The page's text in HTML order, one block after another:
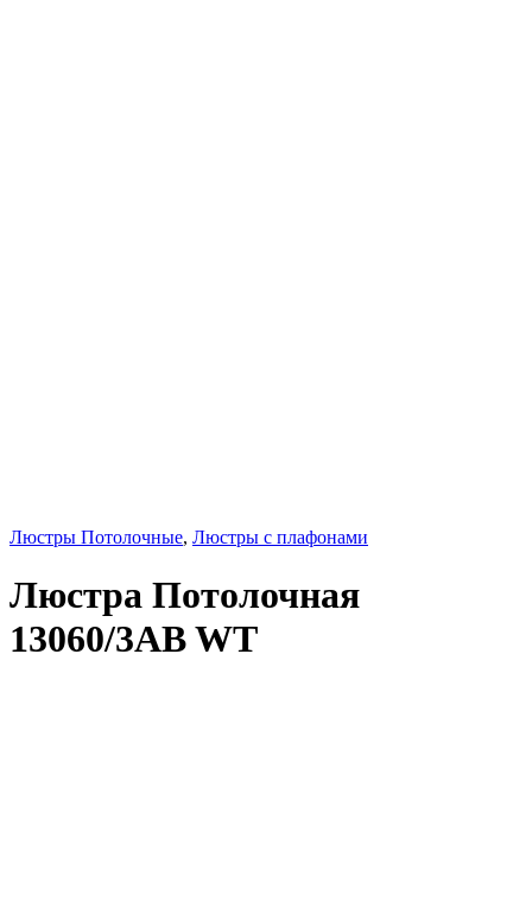
Люстры Потолочные, Люстры с плафонами
Люстра Потолочная
13060/3AB WT